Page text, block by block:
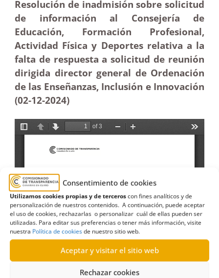
Consentimiento de cookies
Utilizamos cookies propias y de terceroscon fines analíticos y de
personalización de nuestros contenidos. A continuación, puede aceptar
el uso de cookies, rechazarlas o personalizar cuál de ellas pueden ser
utilizadas. Para editar sus preferencias o tener más información, visite
nuestra Política de cookiesde nuestro sitio web.
Aceptar y visitar el sitio web
Rechazar cookies
Resolución de inadmisión sobre solicitud
de información al Consejería de
Educación, Formación Profesional,
Actividad Física y Deportes relativa a la
falta de respuesta a solicitud de reunión
dirigida director general de Ordenación
de las Enseñanzas, Inclusión e Innovación
(02-12-2024)